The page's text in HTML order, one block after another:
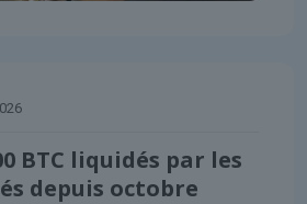
BTC liquidés par les
depuis octobre